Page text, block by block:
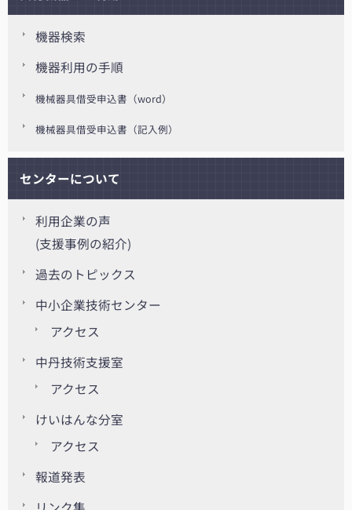
機器検索
機器利用の手順
機械器具借受申込書（word）
機械器具借受申込書（記入例）
センターについて
利用企業の声
(支援事例の紹介)
過去のトピックス
中小企業技術センター
アクセス
中丹技術支援室
アクセス
けいはんな分室
アクセス
報道発表